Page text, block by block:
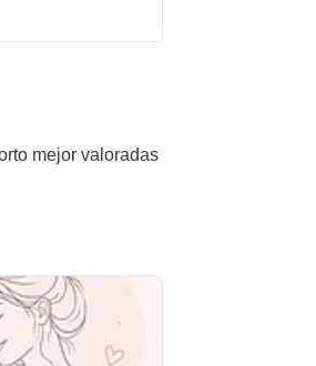
mejor valoradas